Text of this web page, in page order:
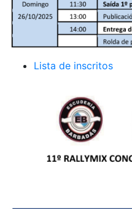
Lista de inscritos